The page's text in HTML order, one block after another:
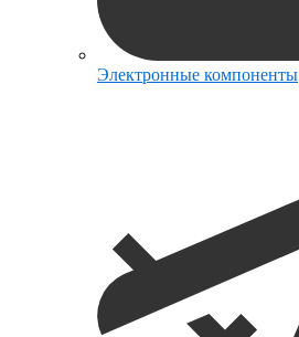
Электронные компоненты